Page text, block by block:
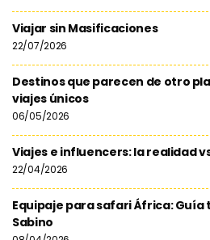
Viajar sin Masificaciones
22/07/2026
Destinos que parecen de otro
viajes únicos
06/05/2026
Viajes e influencers: la realidad
22/04/2026
Equipaje para safari África:
Sabino